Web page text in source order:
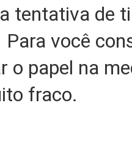
tentativa de
você
o papel na
fraco.